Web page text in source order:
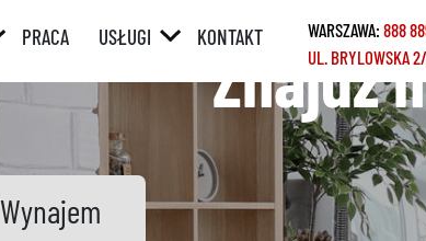
PRACA USŁUGI
W SPRZEDAŻY /
POŚREDNICTWO
W ZAKUPIE /
NAJMIE
KONTAKT WARSZAWA:888
UL. BRYLOWSKA
Znajdź
Wynajem